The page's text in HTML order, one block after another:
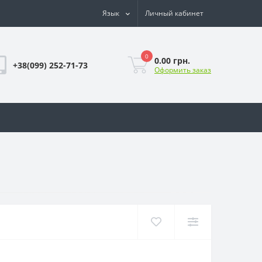
Язык Личный кабинет
+38(099) 252-71-73
0 0.00 грн.
Оформить заказ